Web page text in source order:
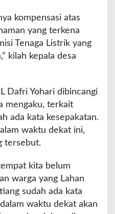
kompensasi atas
yang terkena
Tenaga Listrik yang
kilah kepala desa
Dafri Yohari dibincangi
mengaku, terkait
ada kata kesepakatan.
waktu dekat ini,
tersebut.
kita belum
warga yang Lahan
sudah ada kata
waktu dekat akan